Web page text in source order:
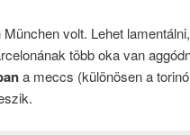
volt. Lehet
több oka van
a meccs (különösen a